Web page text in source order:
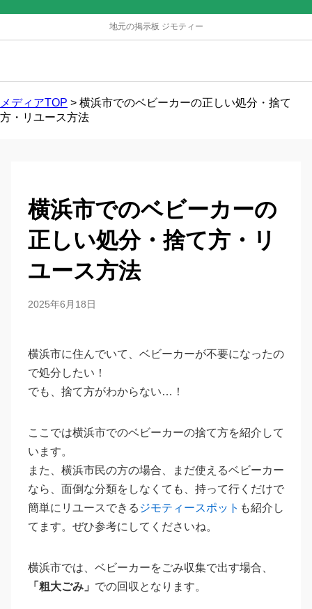
地元の掲示板 ジモティー
メディアTOP > 横浜市でのベビーカーの正しい処分・捨て
方・リユース方法
横浜市でのベビーカーの
正しい処分・捨て方・リ
ユース方法
2025年6月18日
横浜市に住んでいて、ベビーカーが不要になったの
で処分したい！
でも、捨て方がわからない…！
ここでは横浜市でのベビーカーの捨て方を紹介して
います。
また、横浜市民の方の場合、まだ使えるベビーカー
なら、面倒な分類をしなくても、持って行くだけで
簡単にリユースできる ジモティースポット も紹介し
てます。ぜひ参考にしてくださいね。
横浜市では、ベビーカーをごみ収集で出す場合、
「粗大ごみ」 での回収となります。